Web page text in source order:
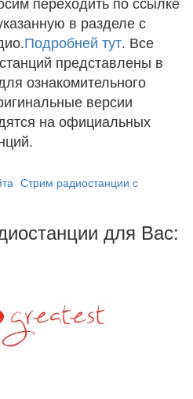
в разделе с
Подробней тут. Все
представлены в
ознакомительного
версии
на официальных
Стрим радиостанции с
для Вас: